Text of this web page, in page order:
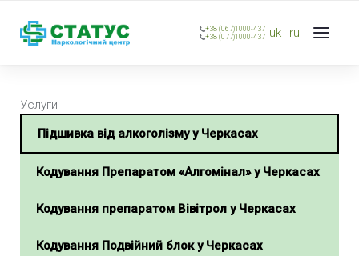
+38 (067)1000-437
+38 (077)1000-437 uk ru
Услуги
Підшивка від алкоголізму у Черкасах
Кодування Препаратом «Алгомінал» у Черкасах
Кодування препаратом Вівітрол у Черкасах
Кодування Подвійний блок у Черкасах